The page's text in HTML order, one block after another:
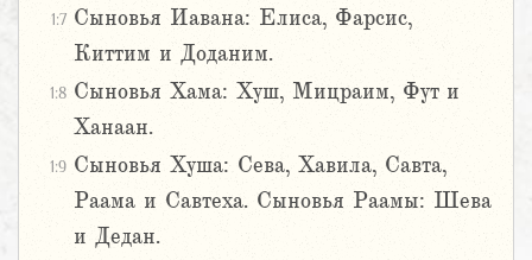
1:7 Сыновья Иавана: Елиса, Фарсис,
Киттим и Доданим.
1:8 Сыновья Хама: Хуш, Мицраим, Фут и
Ханаан.
1:9 Сыновья Хуша: Сева, Хавила, Савта,
Раама и Савтеха. Сыновья Раамы: Шева
и Дедан.